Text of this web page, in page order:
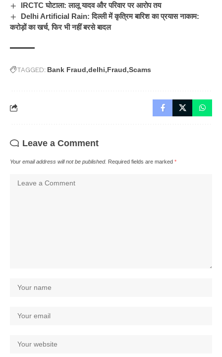
IRCTC घोटाला: लालू यादव और परिवार पर आरोप तय
Delhi Artificial Rain: दिल्ली में कृत्रिम बारिश का प्रयास नाकाम:
करोड़ों का खर्च, फिर भी नहीं बरसे बादल
TAGGED: Bank Fraud delhi Fraud Scams
Leave a Comment
Your email address will not be published. Required fields are marked *